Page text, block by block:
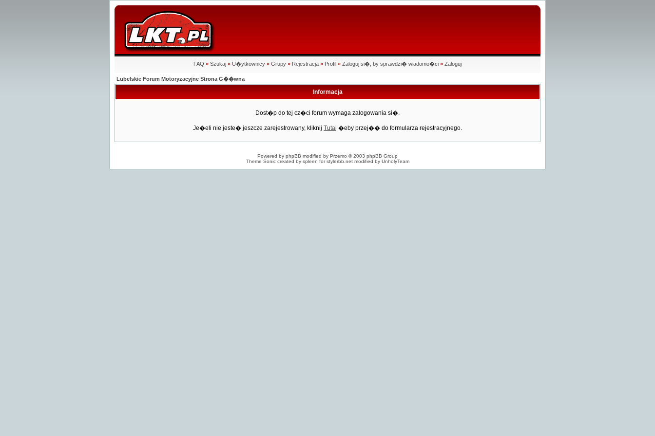
FAQ » Szukaj » U�ytkownicy » Grupy » Rejestracja » Profil » Zaloguj si�, by sprawdzi� wiadomo�ci » Zaloguj
Lubelskie Forum Motoryzacyjne Strona G��wna
Informacja
Dost�p do tej cz�ci forum wymaga zalogowania si�.
Je�eli nie jeste� jeszcze zarejestrowany, kliknij Tutaj �eby przej�� do formularza rejestracyjnego.
Powered by phpBB modified by Przemo © 2003 phpBB Group
Theme Sonic created by spleen forstylerbb.netmodified by UnholyTeam